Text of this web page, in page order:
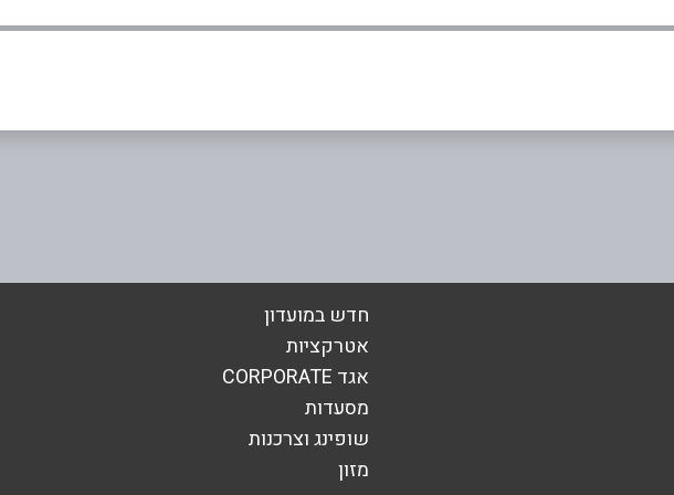
אימייל*
חדש במועדון
אטרקציות
אגד CORPORATE
מסעדות
שופינג וצרכנות
מזון